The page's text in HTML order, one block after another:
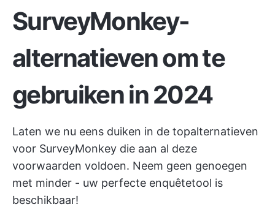
SurveyMonkey-
alternatieven om te
gebruiken in 2024
Laten we nu eens duiken in de topalternatieven
voor SurveyMonkey die aan al deze
voorwaarden voldoen. Neem geen genoegen
met minder - uw perfecte enquêtetool is
beschikbaar!